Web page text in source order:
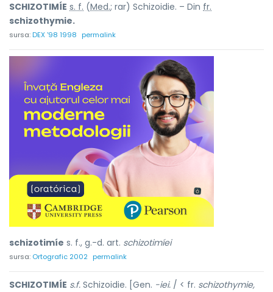
SCHIZOTIMÍE s. f. (Med.; rar) Schizoidie. – Din fr.
schizothymie.
sursa:DEX '98 1998 permalink
schizotimíe s. f., g.-d. art. schizotimíei
sursa: Ortografic 2002 permalink
SCHIZOTIMÍE s.f. Schizoidie. [Gen. -iei. / < fr. schizothymie,